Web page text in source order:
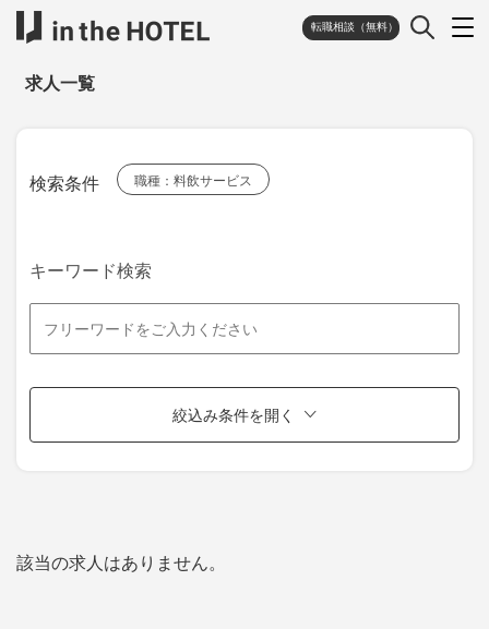
転職相談（無料）
求人一覧
検索条件 職種：料飲サービス
キーワード検索
絞込み条件を開く
該当の求人はありません。